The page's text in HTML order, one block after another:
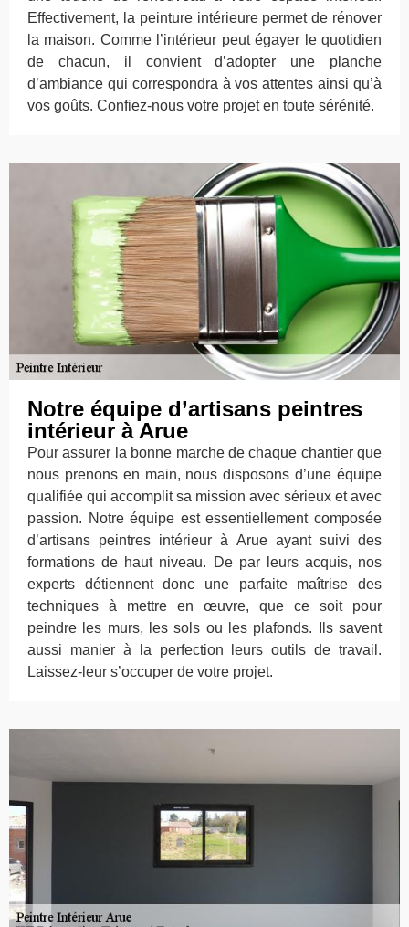
Effectivement, la peinture intérieure permet de rénover
la maison. Comme l’intérieur peut égayer le quotidien
de chacun, il convient d’adopter une planche
d’ambiance qui correspondra à vos attentes ainsi qu’à
vos goûts. Confiez-nous votre projet en toute sérénité.
Notre équipe d’artisans peintres
intérieur à Arue
Pour assurer la bonne marche de chaque chantier que
nous prenons en main, nous disposons d’une équipe
qualifiée qui accomplit sa mission avec sérieux et avec
passion. Notre équipe est essentiellement composée
d’artisans peintres intérieur à Arue ayant suivi des
formations de haut niveau. De par leurs acquis, nos
experts détiennent donc une parfaite maîtrise des
techniques à mettre en œuvre, que ce soit pour
peindre les murs, les sols ou les plafonds. Ils savent
aussi manier à la perfection leurs outils de travail.
Laissez-leur s’occuper de votre projet.